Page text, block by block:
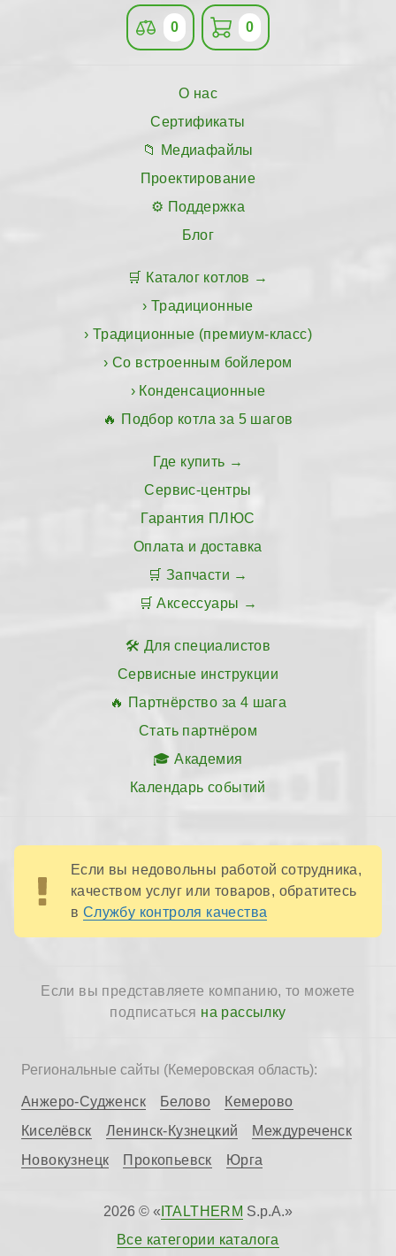
0 0
О нас
Сертификаты
Медиафайлы
Проектирование
Поддержка
Блог
Каталог котлов
Традиционные
Традиционные (премиум-класс)
Со встроенным бойлером
Конденсационные
Подбор котла за 5 шагов
Где купить
Сервис-центры
Гарантия ПЛЮС
Оплата и доставка
Запчасти
Аксессуары
Для специалистов
Сервисные инструкции
Партнёрство за 4 шага
Стать партнёром
Академия
Календарь событий
Если вы недовольны работой сотрудника,
качеством услуг или товаров, обратитесь
в Службу контроля качества
Если вы представляете компанию, то можете
подписаться на рассылку
Региональные сайты (Кемеровская область):
Анжеро-Судженск Белово
Кемерово
Киселёвск
Ленинск-Кузнецкий
Междуреченск
Новокузнецк
Прокопьевск Юрга
2026 © « ITALTHERM S.p.A.»
Все категории каталога